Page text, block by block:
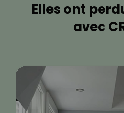
Elles ont
avec